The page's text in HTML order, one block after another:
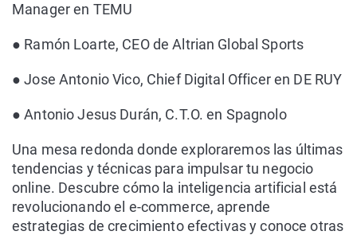
Manager en TEMU
● Ramón Loarte, CEO de Altrian Global Sports
● Jose Antonio Vico, Chief Digital Officer en DE RUY
● Antonio Jesus Durán, C.T.O. en Spagnolo
Una mesa redonda donde exploraremos las últimas
tendencias y técnicas para impulsar tu negocio
online. Descubre cómo la inteligencia artificial está
revolucionando el e-commerce, aprende
estrategias de crecimiento efectivas y conoce otras